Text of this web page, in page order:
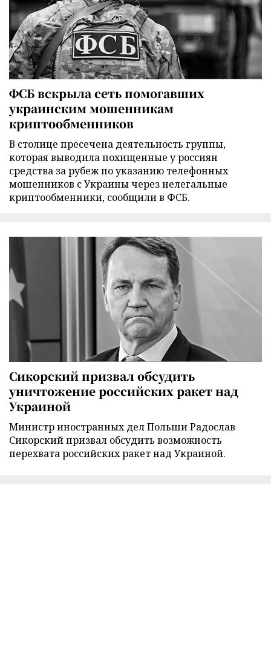
ФСБ вскрыла сеть помогавших
украинским мошенникам
криптообменников
В столице пресечена деятельность группы,
которая выводила похищенные у россиян
средства за рубеж по указанию телефонных
мошенников с Украины через нелегальные
криптообменники, сообщили в ФСБ.
Сикорский призвал обсудить
уничтожение российских ракет над
Украиной
Министр иностранных дел Польши Радослав
Сикорский призвал обсудить возможность
перехвата российских ракет над Украиной.